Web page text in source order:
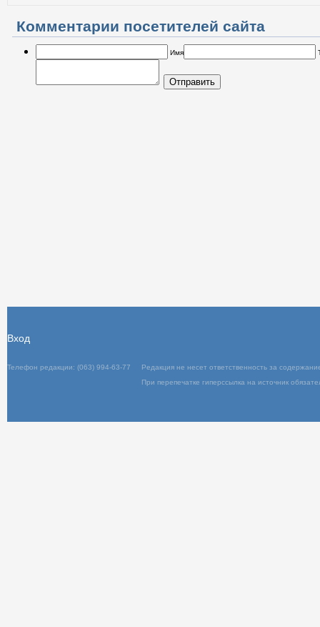
Комментарии посетителей сайта
Имя
Отправить
Телефон редакции: (063) 994-63-77
При